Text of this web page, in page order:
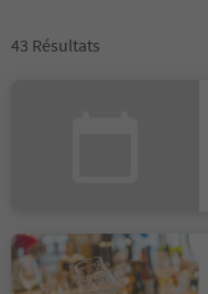
43 Résultats